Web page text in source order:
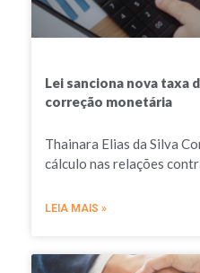
Lei sanciona nova taxa
correção monetária
Thainara Elias da Silva
cálculo nas relações
LEIA MAIS »